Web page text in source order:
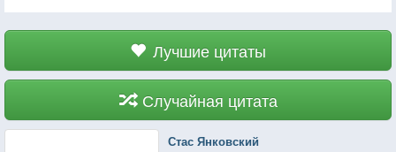
Лучшие цитаты
Случайная цитата
Стас Янковский